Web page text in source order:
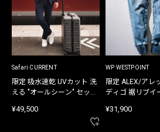
Safari CURRENT
限定 吸水速乾 UVカット 洗
える "オールシーン" セット
¥49,500
WP WESTPOINT
限定 ALEX/アレ
ディゴ 裾リブイ
¥31,900